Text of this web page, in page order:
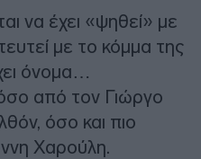
να έχει «ψηθεί» με
με το κόμμα της
όνομα…
από τον Γιώργο
όσο και πιο
Χαρούλη.